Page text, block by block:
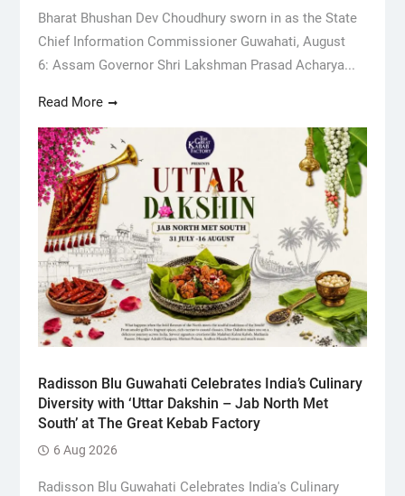
Bharat Bhushan Dev Choudhury sworn in as the State
Chief Information Commissioner Guwahati, August
6: Assam Governor Shri Lakshman Prasad Acharya...
Read More
Radisson Blu Guwahati Celebrates India’s Culinary
Diversity with ‘Uttar Dakshin – Jab North Met
South’ at The Great Kebab Factory
6 Aug 2026
Radisson Blu Guwahati Celebrates India's Culinary